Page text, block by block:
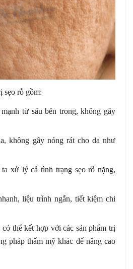
sẹo rỗ gồm:
từ sâu bên trong, không gây
không gây nóng rát cho da như
xử lý cả tình trạng sẹo rỗ nặng,
liệu trình ngắn, tiết kiệm chi
thể kết hợp với các sản phẩm trị
pháp thẩm mỹ khác để nâng cao